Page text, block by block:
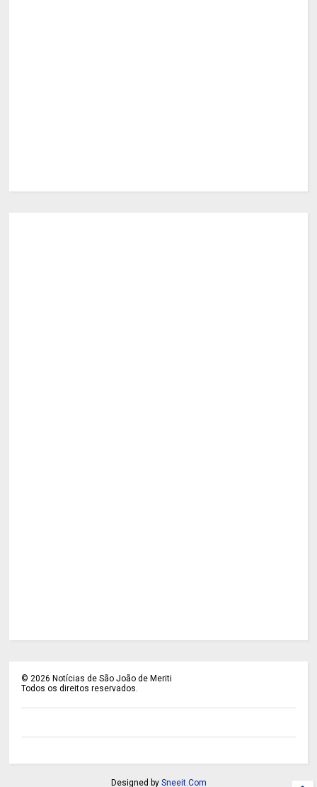
©2026 Notícias de São João de Meriti
Todos os direitos reservados.
Designed by Sneeit.Com